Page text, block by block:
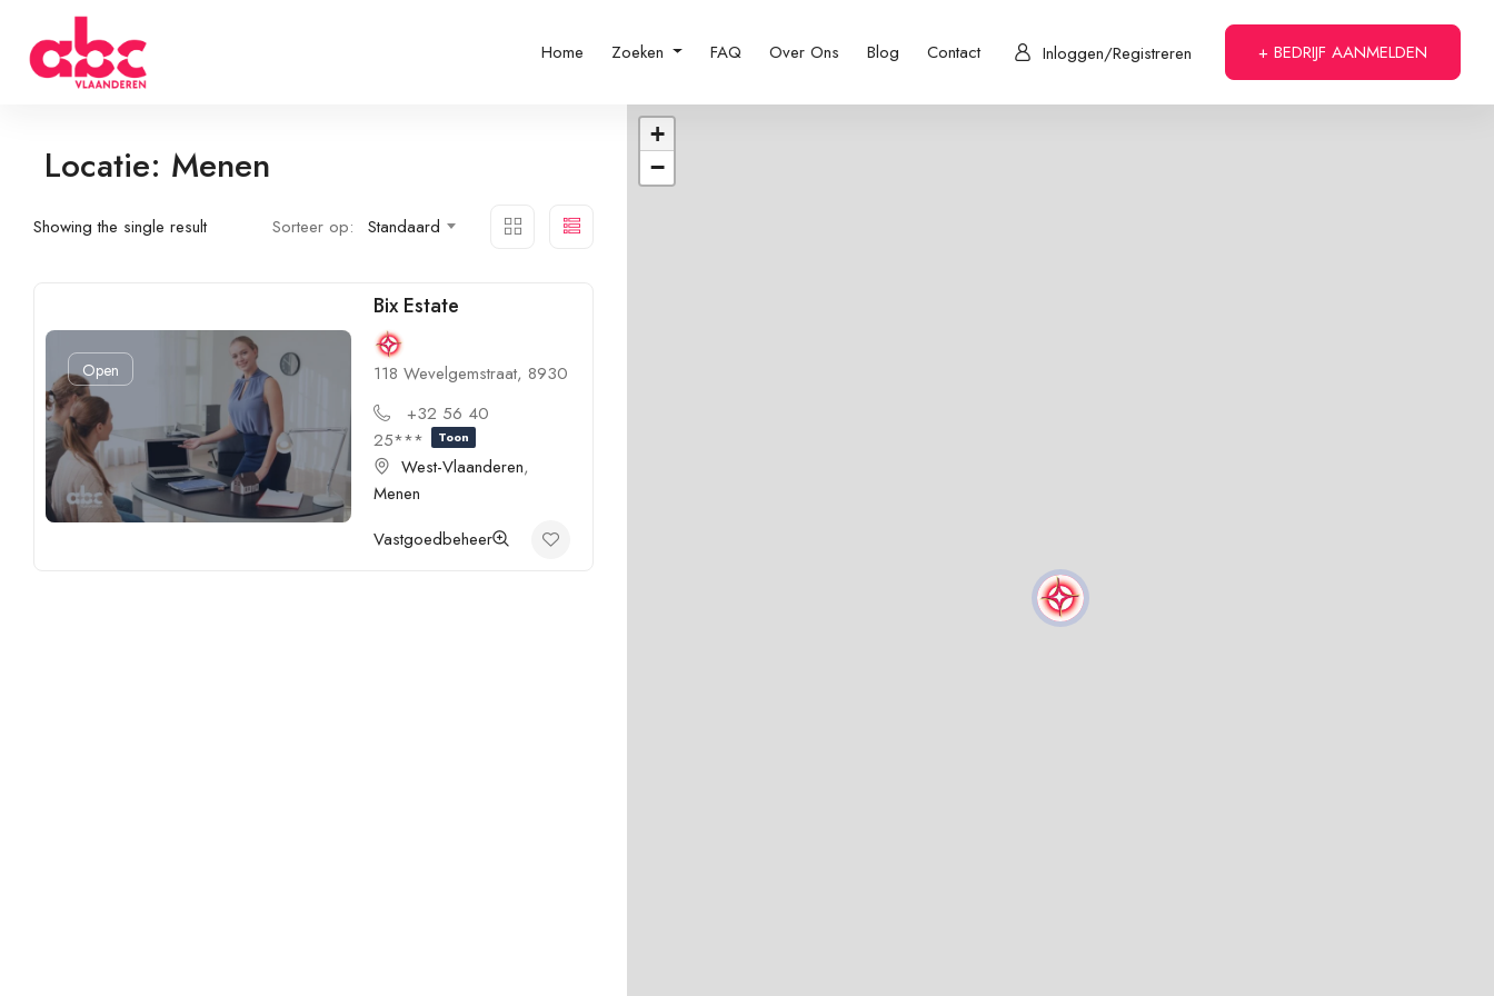
Home Zoeken FAQ Over Ons Blog Contact Inloggen/Registreren + BEDRIJF AANMELDEN
Locatie: Menen
Showing the single result Sorteer op: Standaard
Open
Bix Estate
118 Wevelgemstraat, 8930
+32 56 40
25***
Toon
West-Vlaanderen,
Menen
Vastgoedbeheer
+
−